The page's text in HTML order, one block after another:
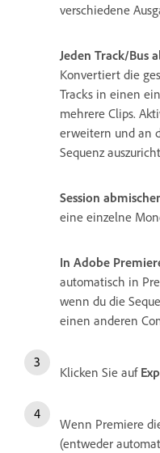
verschiedene
Jeden Track/Bus
Konvertiert die
Tracks in einen
mehrere Clips.
erweitern und an
Sequenz
Session
eine einzelne
In Adobe
automatisch in
wenn du die
einen anderen
Klicken Sie auf
Wenn Premiere
(entweder